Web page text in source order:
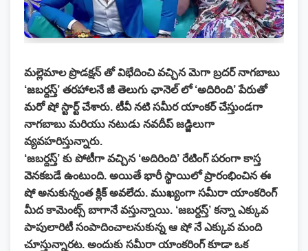
మల్లెమాల ప్రొడక్షన్ తో విభేదించి వచ్చిన మెగా బ్రదర్ నాగబాబు
‘జబర్దస్త్’ తరహాలనే జీ తెలుగు ఛానెల్ లో ‘అదిరింది’ పేరుతో
మరో షో స్టార్ట్ చేశారు. టీవీ నటి సమీర యాంకర్ చేస్తుండగా
నాగబాబు మరియు నటుడు నవదీప్ జడ్జిలుగా
వ్యవహరిస్తున్నారు.
‘జబర్దస్త్’ కు పోటీగా వచ్చిన ‘అదిరింది’ రేటింగ్ పరంగా కాస్త
వెనకబడే ఉంటుంది. అయితే భారీ స్థాయిలో ప్రారంభించిన ఈ
షో అనుకున్నంత క్లిక్ అవలేదు. ముఖ్యంగా సమీరా యాంకరింగ్
మీద కామెంట్స్ బాగానే వస్తున్నాయి. ‘జబర్దస్త్’ కన్నా ఎక్కువ
పాపులారిటీ సంపాదించాలనుకున్న ఆ షో నే ఎక్కువ మంది
చూస్తున్నారట. అందుకు సమీరా యాంకరింగ్ కూడా ఒక